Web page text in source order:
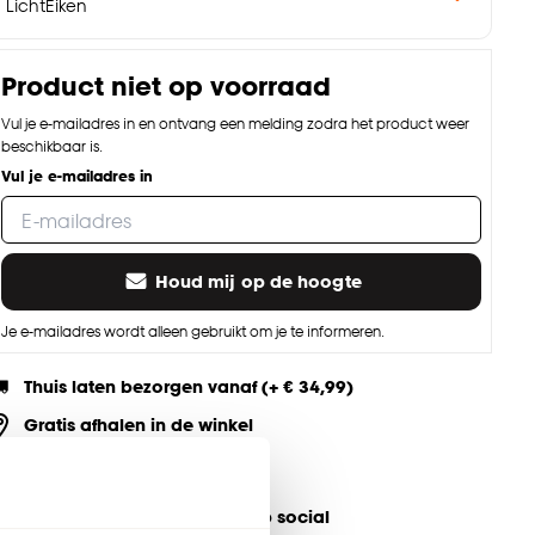
LichtEiken
Product niet op voorraad
Vul je e-mailadres in en ontvang een melding zodra het product weer
beschikbaar is.
Vul je e-mailadres in
Houd mij op de hoogte
Je e-mailadres wordt alleen gebruikt om je te informeren.
Thuis laten bezorgen vanaf (+ € 34,99)
Gratis afhalen in de winkel
jouw product & volg ons op social